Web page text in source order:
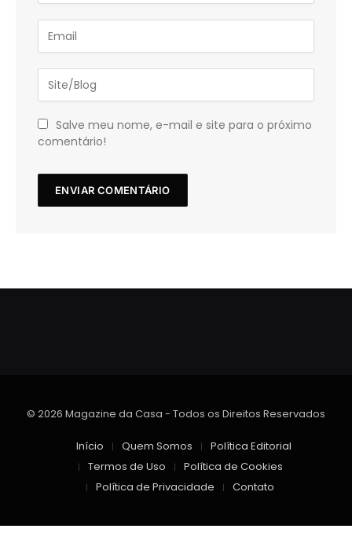
Salve meu nome, e-mail e site para o próximo
comentário!
© 2026 Magazine da Casa - Todos os Direitos Reservados
Início Quem Somos
Política Editorial
Termos de Uso
Política de Cookies
Política de Privacidade
Contato